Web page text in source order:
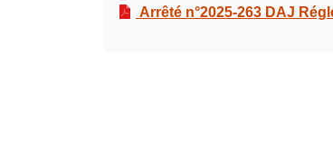
Arrêté n°2025-263 DAJ Réglementant la circulation